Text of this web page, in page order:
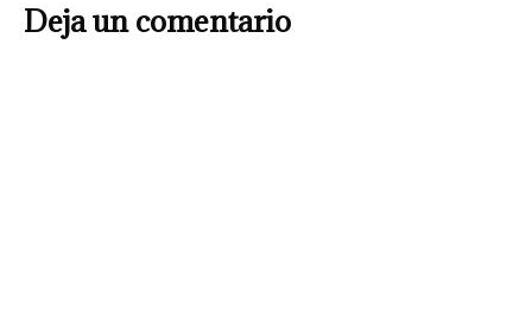
Deja un comentario